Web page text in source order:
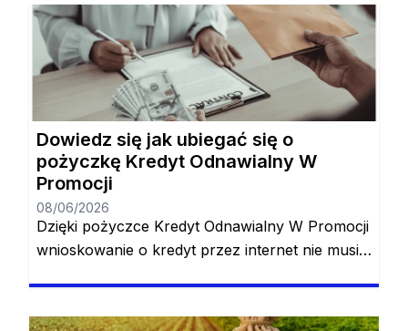
Dowiedz się jak ubiegać się o
pożyczkę Kredyt Odnawialny W
Promocji
08/06/2026
Dzięki pożyczce Kredyt Odnawialny W Promocji
wnioskowanie o kredyt przez internet nie musi
biurokracją. Najlepszy kredyt odnawialny jest w